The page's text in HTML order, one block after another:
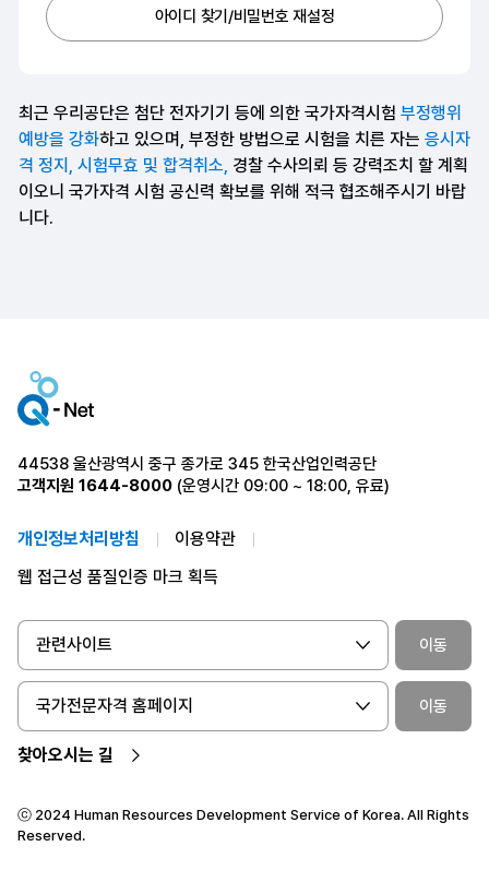
아이디 찾기/비밀번호 재설정
최근 우리공단은 첨단 전자기기 등에 의한 국가자격시험 부정행위
예방을 강화하고 있으며, 부정한 방법으로 시험을 치른 자는 응시자
격 정지, 시험무효 및 합격취소, 경찰 수사의뢰 등 강력조치 할 계획
이오니 국가자격 시험 공신력 확보를 위해 적극 협조해주시기 바랍
니다.
44538 울산광역시 중구 종가로 345 한국산업인력공단
고객지원 1644-8000 (운영시간 09:00 ~ 18:00, 유료)
개인정보처리방침
이용약관
웹 접근성 품질인증 마크 획득
관련사이트 이동
국가전문자격 홈페이지 이동
찾아오시는 길
ⓒ 2024 Human Resources Development Service of Korea. All Rights
Reserved.